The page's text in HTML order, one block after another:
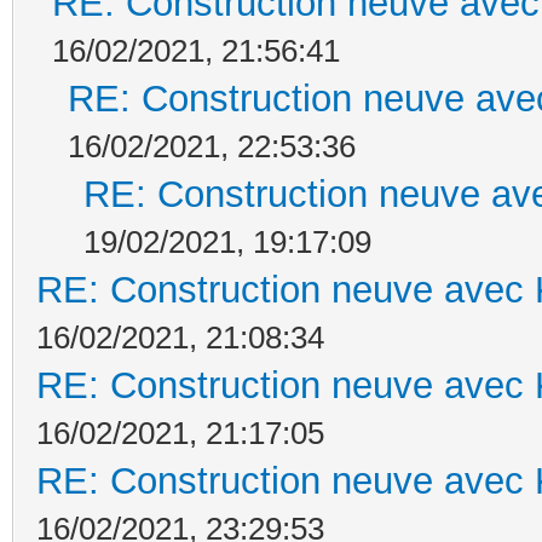
16/02/2021, 21:56:41
RE: Construction neuve
16/02/2021, 22:53:36
RE: Construction neuve
19/02/2021, 19:17:09
RE: Construction neuve avec
16/02/2021, 21:08:34
RE: Construction neuve avec
16/02/2021, 21:17:05
RE: Construction neuve avec
16/02/2021, 23:29:53